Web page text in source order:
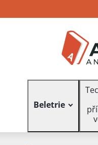
na
na
na
Beletrie